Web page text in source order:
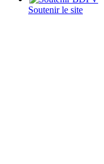
Soutenir le site